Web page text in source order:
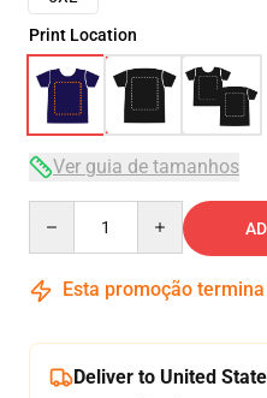
Print Location
Ver guia de tamanhos
Esta promoção
Deliver to United